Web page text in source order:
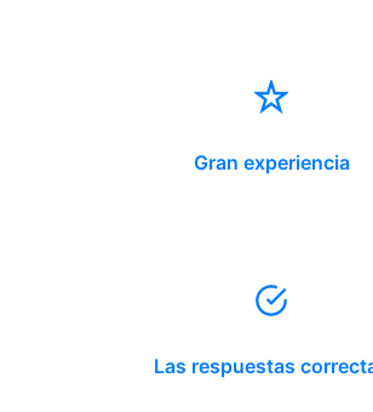
Gran experiencia
Las respuestas